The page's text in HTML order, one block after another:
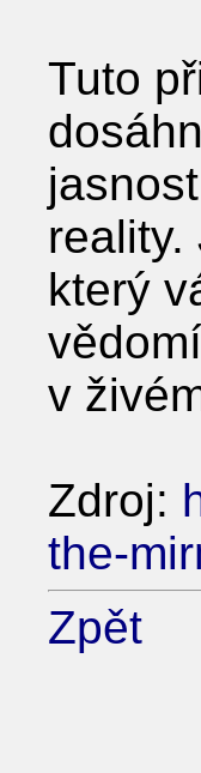
Tuto
reality.
který
v
Zdroj:
the-
Zpět